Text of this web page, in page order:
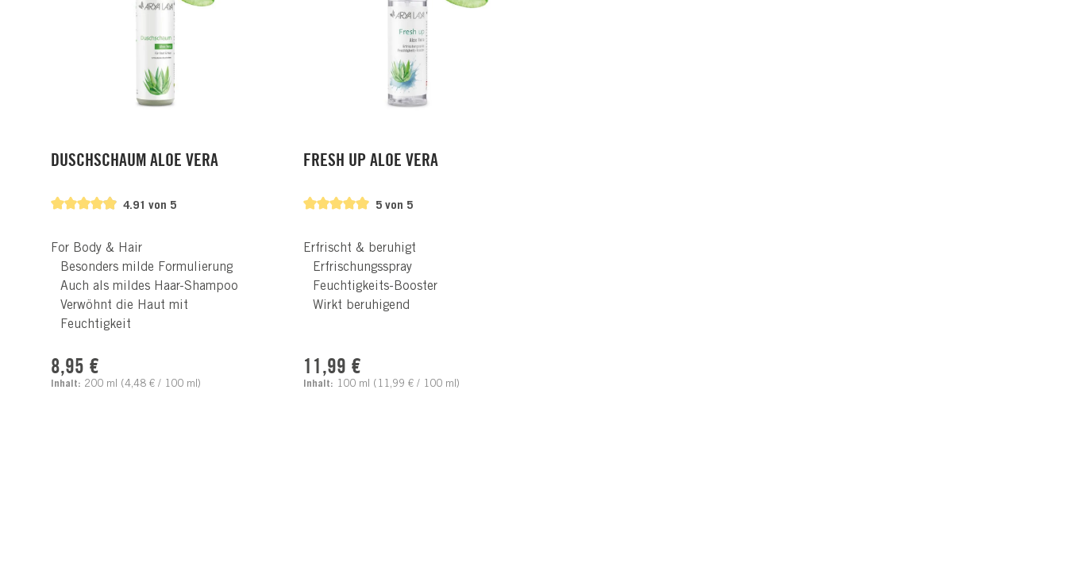
4.91 von 5
DUSCHSCHAUM ALOE VERA
For Body & Hair
Besonders milde Formulierung
Auch als mildes Haar-Shampoo
Verwöhnt die Haut mit
Feuchtigkeit
Inhalt: 200 ml (4,48 € / 100 ml)
8,95 €
5 von 5
FRESH UP ALOE VERA
Erfrischt & beruhigt
Erfrischungsspray
Feuchtigkeits-Booster
Wirkt beruhigend
Inhalt: 100 ml (11,99 € / 100 ml)
11,99 €